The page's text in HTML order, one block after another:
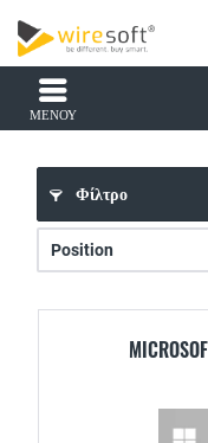
ΜΕΝΟΎ
Φίλτρο